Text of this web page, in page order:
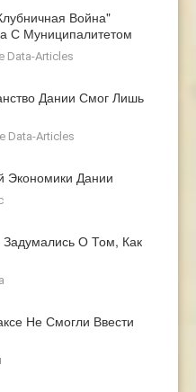
Война"
С Муниципалитетом
Data-Articles
Дании Смог Лишь
Data-Articles
Экономики Дании
Задумались О Том, Как
Не Смогли Ввести